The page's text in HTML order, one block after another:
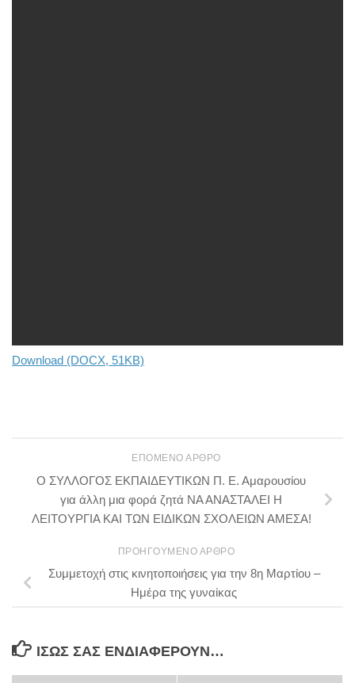
Download (DOCX, 51KB)
ΕΠΌΜΕΝΟ ΆΡΘΡΟ
Ο ΣΥΛΛΟΓΟΣ ΕΚΠΑΙΔΕΥΤΙΚΩΝ Π. Ε. Αμαρουσίου
για άλλη μια φορά ζητά ΝΑ ΑΝΑΣΤΑΛΕΙ Η
ΛΕΙΤΟΥΡΓΙΑ ΚΑΙ ΤΩΝ ΕΙΔΙΚΩΝ ΣΧΟΛΕΙΩΝ ΑΜΕΣΑ!
ΠΡΟΗΓΟΎΜΕΝΟ ΆΡΘΡΟ
Συμμετοχή στις κινητοποιήσεις για την 8η Μαρτίου –
Ημέρα της γυναίκας
ΊΣΩΣ ΣΑΣ ΕΝΔΙΑΦΈΡΟΥΝ…